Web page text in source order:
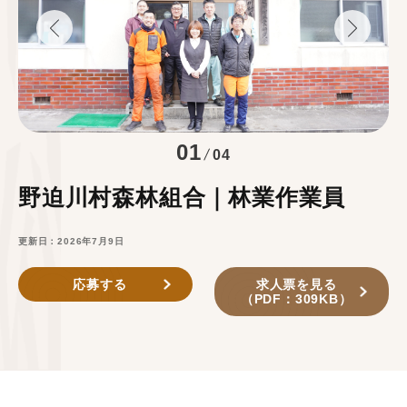
01 04
野迫川村森林組合｜林業作業員
更新日：2026年7月9日
応募する
求人票を見る
（PDF：309KB）